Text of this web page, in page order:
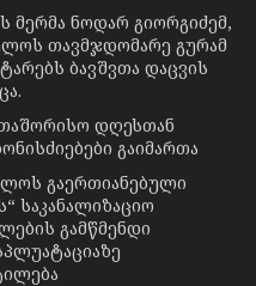
მერმა ნოდარ გიორგიძემ,
თავმჯდომარე გურამ
ბავშვთა დაცვის
დღესთან
გაიმართა
გაერთიანებული
საკანალიზაციო
გამწმენდი